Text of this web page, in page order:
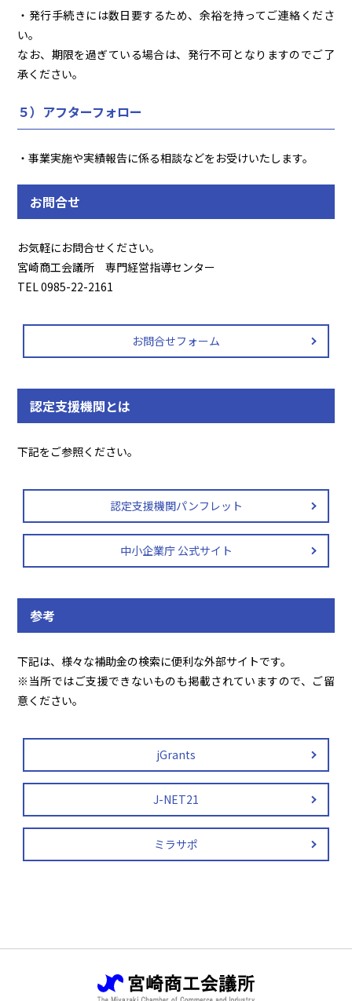
・発行手続きには数日要するため、余裕を持ってご連絡くださ
い。
なお、期限を過ぎている場合は、発行不可となりますのでご了
承ください。
５）アフターフォロー
・事業実施や実績報告に係る相談などをお受けいたします。
お問合せ
お気軽にお問合せください。
宮崎商工会議所 専門経営指導センター
TEL 0985-22-2161
お問合せフォーム
認定支援機関とは
下記をご参照ください。
認定支援機関パンフレット
中小企業庁 公式サイト
参考
下記は、様々な補助金の検索に便利な外部サイトです。
※当所ではご支援できないものも掲載されていますので、ご留
意ください。
jGrants
J-NET21
ミラサポ